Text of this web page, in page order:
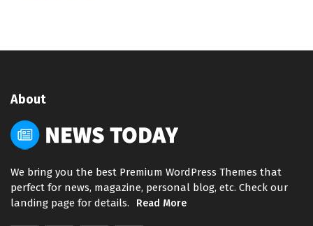
About
We bring you the best Premium WordPress Themes that
perfect for news, magazine, personal blog, etc. Check our
landing page for details.
Read More